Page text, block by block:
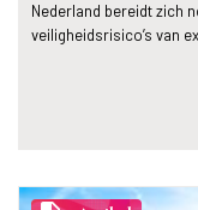
Nederland bereidt zich
veiligheidsrisico’s van